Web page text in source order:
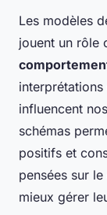
Les modèles
jouent un rôle
influencent
schémas
positifs et
pensées sur
mieux gérer